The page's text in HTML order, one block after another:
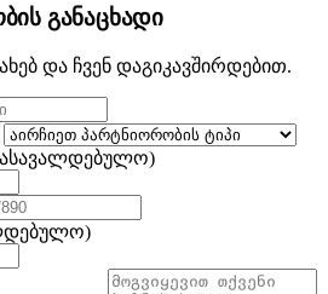
განაცხადი
და ჩვენ დაგიკავშირდებით.